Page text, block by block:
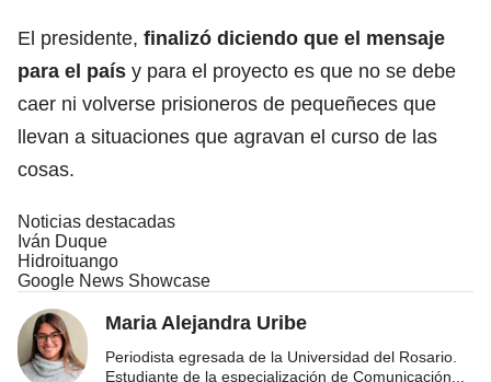
El presidente, finalizó diciendo que el mensaje
para el país y para el proyecto es que no se debe
caer ni volverse prisioneros de pequeñeces que
llevan a situaciones que agravan el curso de las
cosas.
Noticias destacadas
Iván Duque
Hidroituango
Google News Showcase
Maria Alejandra Uribe
Periodista egresada de la Universidad del Rosario.
Estudiante de la especialización de Comunicación